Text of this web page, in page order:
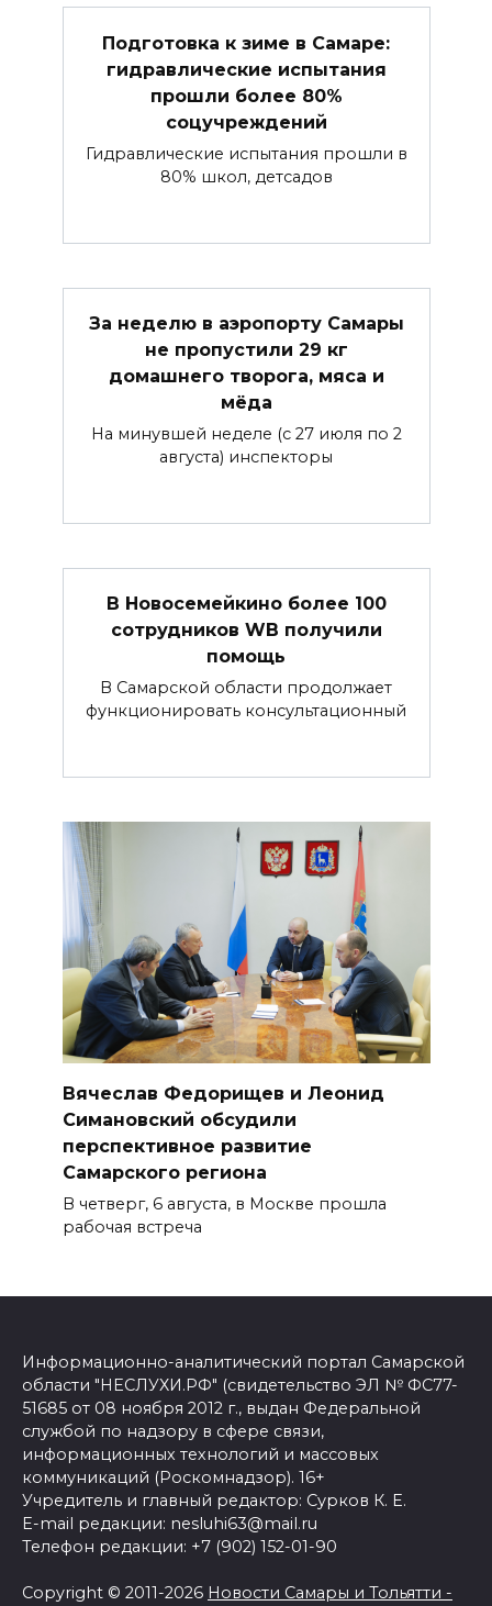
Подготовка к зиме в Самаре:
гидравлические испытания
прошли более 80%
соцучреждений
Гидравлические испытания прошли в
80% школ, детсадов
За неделю в аэропорту Самары
не пропустили 29 кг
домашнего творога, мяса и
мёда
На минувшей неделе (с 27 июля по 2
августа) инспекторы
В Новосемейкино более 100
сотрудников WB получили
помощь
В Самарской области продолжает
функционировать консультационный
Вячеслав Федорищев и Леонид
Симановский обсудили
перспективное развитие
Самарского региона
В четверг, 6 августа, в Москве прошла
рабочая встреча
Информационно-аналитический портал Самарской
области "НЕСЛУХИ.РФ" (свидетельство ЭЛ № ФС77-
51685 от 08 ноября 2012 г., выдан Федеральной
службой по надзору в сфере связи,
информационных технологий и массовых
коммуникаций (Роскомнадзор). 16+
Учредитель и главный редактор: Сурков К. Е.
E-mail редакции: nesluhi63@mail.ru
Телефон редакции: +7 (902) 152-01-90
Copyright © 2011-2026 Новости Самары и Тольятти -